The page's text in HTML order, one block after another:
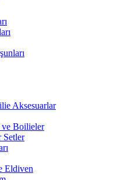
Aksesuarlar
ve Boilieler
Setler
Eldiven